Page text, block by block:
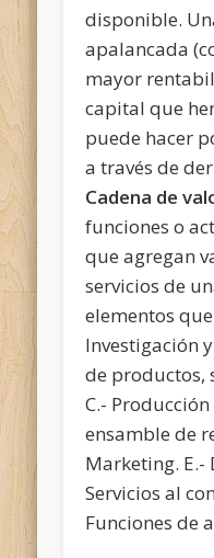
disponible.
apalancada
mayor
capital que
puede hacer
a través de
Cadena de
funciones o
que agregan
servicios de
elementos
Investigación
de productos,
C.-
ensamble de
Marketing. E.-
Servicios al
Funciones de